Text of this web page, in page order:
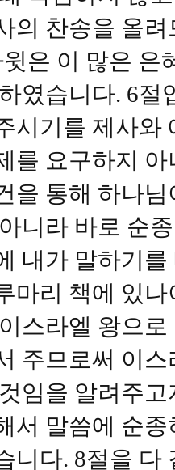
의 찬송을 올
윗은 이 많은 은
였습니다. 6절
시기를 제사와
를 요구하지
을 통해 하나
니라 바로 순
내가 말하기
마리 책에 있
스라엘 왕으
주므로써 이
임을 알려주
서 말씀에 순
니다. 8절을 다